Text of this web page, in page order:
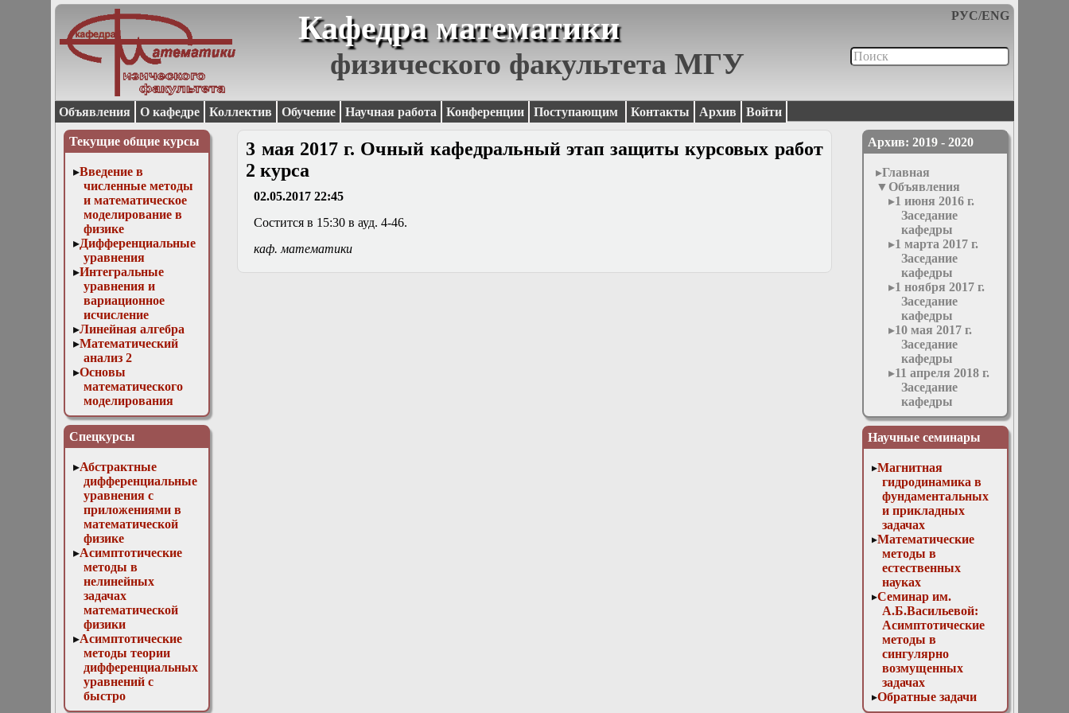
РУС/ENG
Кафедра математики
физического факультета МГУ
Объявления О кафедре Коллектив Обучение Научная работа Конференции Поступающим Контакты Архив Войти
Текущие общие курсы
Введение в
численные методы
и математическое
моделирование в
физике
Дифференциальные
уравнения
Интегральные
уравнения и
вариационное
исчисление
Линейная алгебра
Математический
анализ 2
Основы
математического
моделирования
Численные методы
в физике
Спецкурсы
Абстрактные
дифференциальные
уравнения с
приложениями в
математической
физике
Асимптотические
методы в
нелинейных
задачах
математической
физики
Асимптотические
методы теории
дифференциальных
уравнений с
быстро
осциллирующими
Архив: 2019 - 2020
Главная
Объявления
1 июня 2016 г.
Заседание
кафедры
1 марта 2017 г.
Заседание
кафедры
1 ноября 2017 г.
Заседание
кафедры
10 мая 2017 г.
Заседание
кафедры
11 апреля 2018 г.
Заседание
кафедры
11 мая 2016 г.
Заседание
кафедры
Заседание
кафедры
12 апреля 2017 г.
Заседание
кафедры
13 декабря 2017
г. Отчет
магистров
13 марта 2019г.
Заседание
кафедры
13 мая 2015 г.
Заседание
кафедры
14 декабря 2016
г. Отчет
аспирантов и
Научные семинары
Магнитная
гидродинамика в
фундаментальных
и прикладных
задачах
Математические
методы в
естественных
науках
Семинар им.
А.Б.Васильевой:
Асимптотические
методы в
сингулярно
возмущенных
задачах
Обратные задачи
3 мая 2017 г. Очный кафедральный этап защиты курсовых работ
2 курса
02.05.2017 22:45
Cостится в 15:30 в ауд. 4-46.
каф. математики